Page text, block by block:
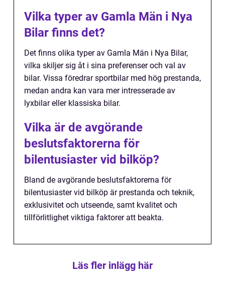
Vilka typer av Gamla Män i Nya
Bilar finns det?
Det finns olika typer av Gamla Män i Nya Bilar,
vilka skiljer sig åt i sina preferenser och val av
bilar. Vissa föredrar sportbilar med hög prestanda,
medan andra kan vara mer intresserade av
lyxbilar eller klassiska bilar.
Vilka är de avgörande
beslutsfaktorerna för
bilentusiaster vid bilköp?
Bland de avgörande beslutsfaktorerna för
bilentusiaster vid bilköp är prestanda och teknik,
exklusivitet och utseende, samt kvalitet och
tillförlitlighet viktiga faktorer att beakta.
Läs fler inlägg här